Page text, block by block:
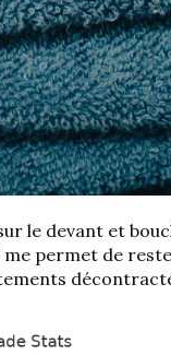
le devant et
permet de